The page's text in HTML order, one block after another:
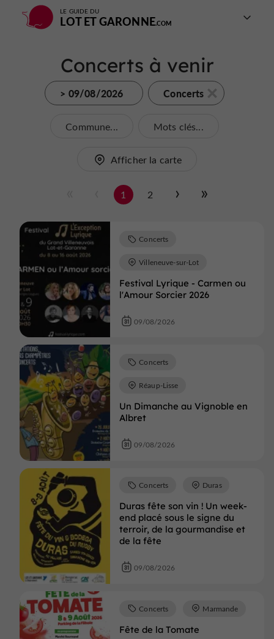
LE GUIDE DU
LOT ET GARONNE
Concerts à venir
> 09/08/2026 Concerts
Commune... Mots clés...
Afficher la carte
1 2
Festival Lyrique - Carmen ou
l'Amour Sorcier 2026
Concerts
Villeneuve-sur-Lot
09/08/2026
Un Dimanche au Vignoble en
Albret
Concerts
Réaup-Lisse
09/08/2026
Duras fête son vin ! Un week-
end placé sous le signe du
terroir, de la gourmandise et
de la fête
Concerts Duras
09/08/2026
Fête de la Tomate
Concerts Marmande